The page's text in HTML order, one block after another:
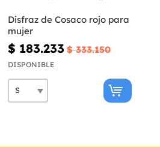
Disfraz de Cosaco rojo para
mujer
$ 183.233 $ 333.150
DISPONIBLE